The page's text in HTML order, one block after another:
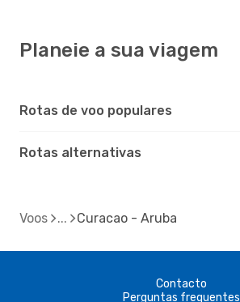
Planeie a sua viagem
Rotas de voo populares
Rotas alternativas
Voos Curacao - Aruba
Contacto
Perguntas frequentes